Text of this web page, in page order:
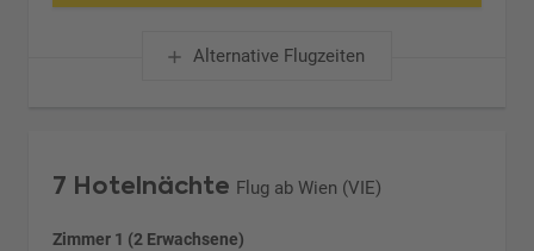
Alternative Flugzeiten
7 Hotelnächte Flug ab Wien (VIE)
Zimmer 1 (2 Erwachsene)